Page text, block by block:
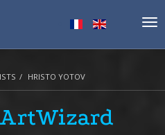
HRISTO YOTOV
ArtWizard